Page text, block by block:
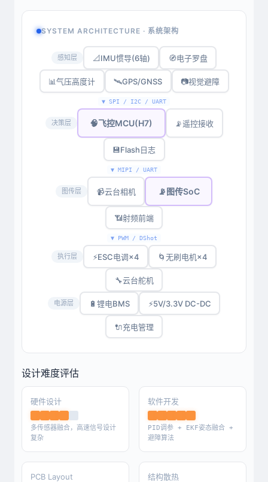
SYSTEM ARCHITECTURE · 系统架构
感知层 📐IMU惯导(6轴) 🧭电子罗盘
📊气压高度计 🛰️GPS/GNSS 📷视觉避障
▼ SPI / I2C / UART
决策层 🧠飞控MCU(H7) 📡遥控接收
💾Flash日志
▼ MIPI / UART
图传层 📹云台相机 📡图传SoC
📶射频前端
▼ PWM / DShot
执行层 ⚡ESC电调×4 🌀无刷电机×4
🔧云台舵机
电源层 🔋 锂电BMS ⚡5V/3.3V DC-DC
🔌充电管理
设计难度评估
硬件设计
多传感器融合，高速信号设计
复杂
软件开发
PID调参 + EKF姿态融合 +
避障算法
PCB Layout 结构散热